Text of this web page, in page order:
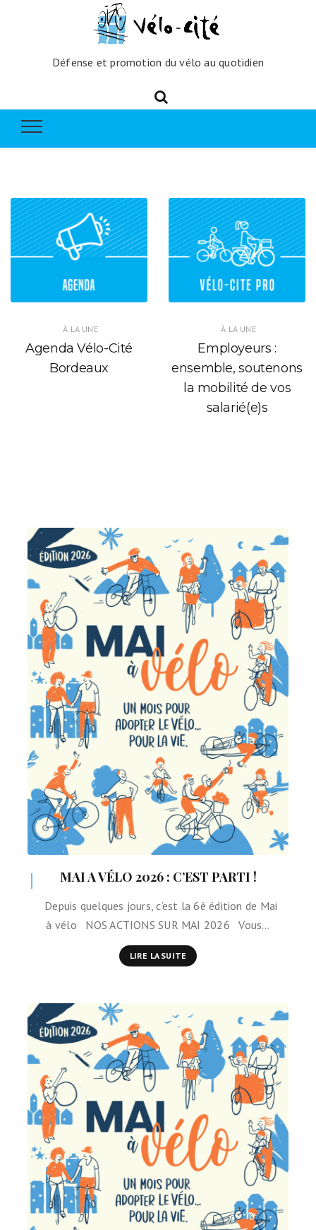
Défense et promotion du vélo au quotidien
À LA UNE
Agenda Vélo-Cité
Bordeaux
À LA UNE
Employeurs :
ensemble, soutenons
la mobilité de vos
salarié(e)s
MAI A VÉLO 2026 : C’EST PARTI !
Depuis quelques jours, c’est la 6è édition de Mai
à vélo NOS ACTIONS SUR MAI 2026 Vous…
LIRE LA SUITE